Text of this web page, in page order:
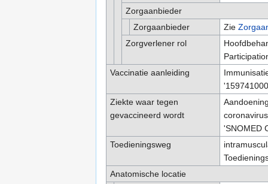
Zorgaanbieder
Zorgaanbieder
Zie
Zorgverlener rol
Vaccinatie aanleiding
Ziekte waar tegen
gevaccineerd wordt
'SNOMED
Toedieningsweg
Anatomische locatie